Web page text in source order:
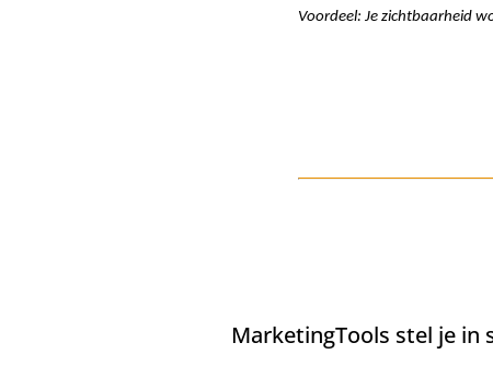
Voordeel: Je zichtbaarheid
MarketingTools stel je